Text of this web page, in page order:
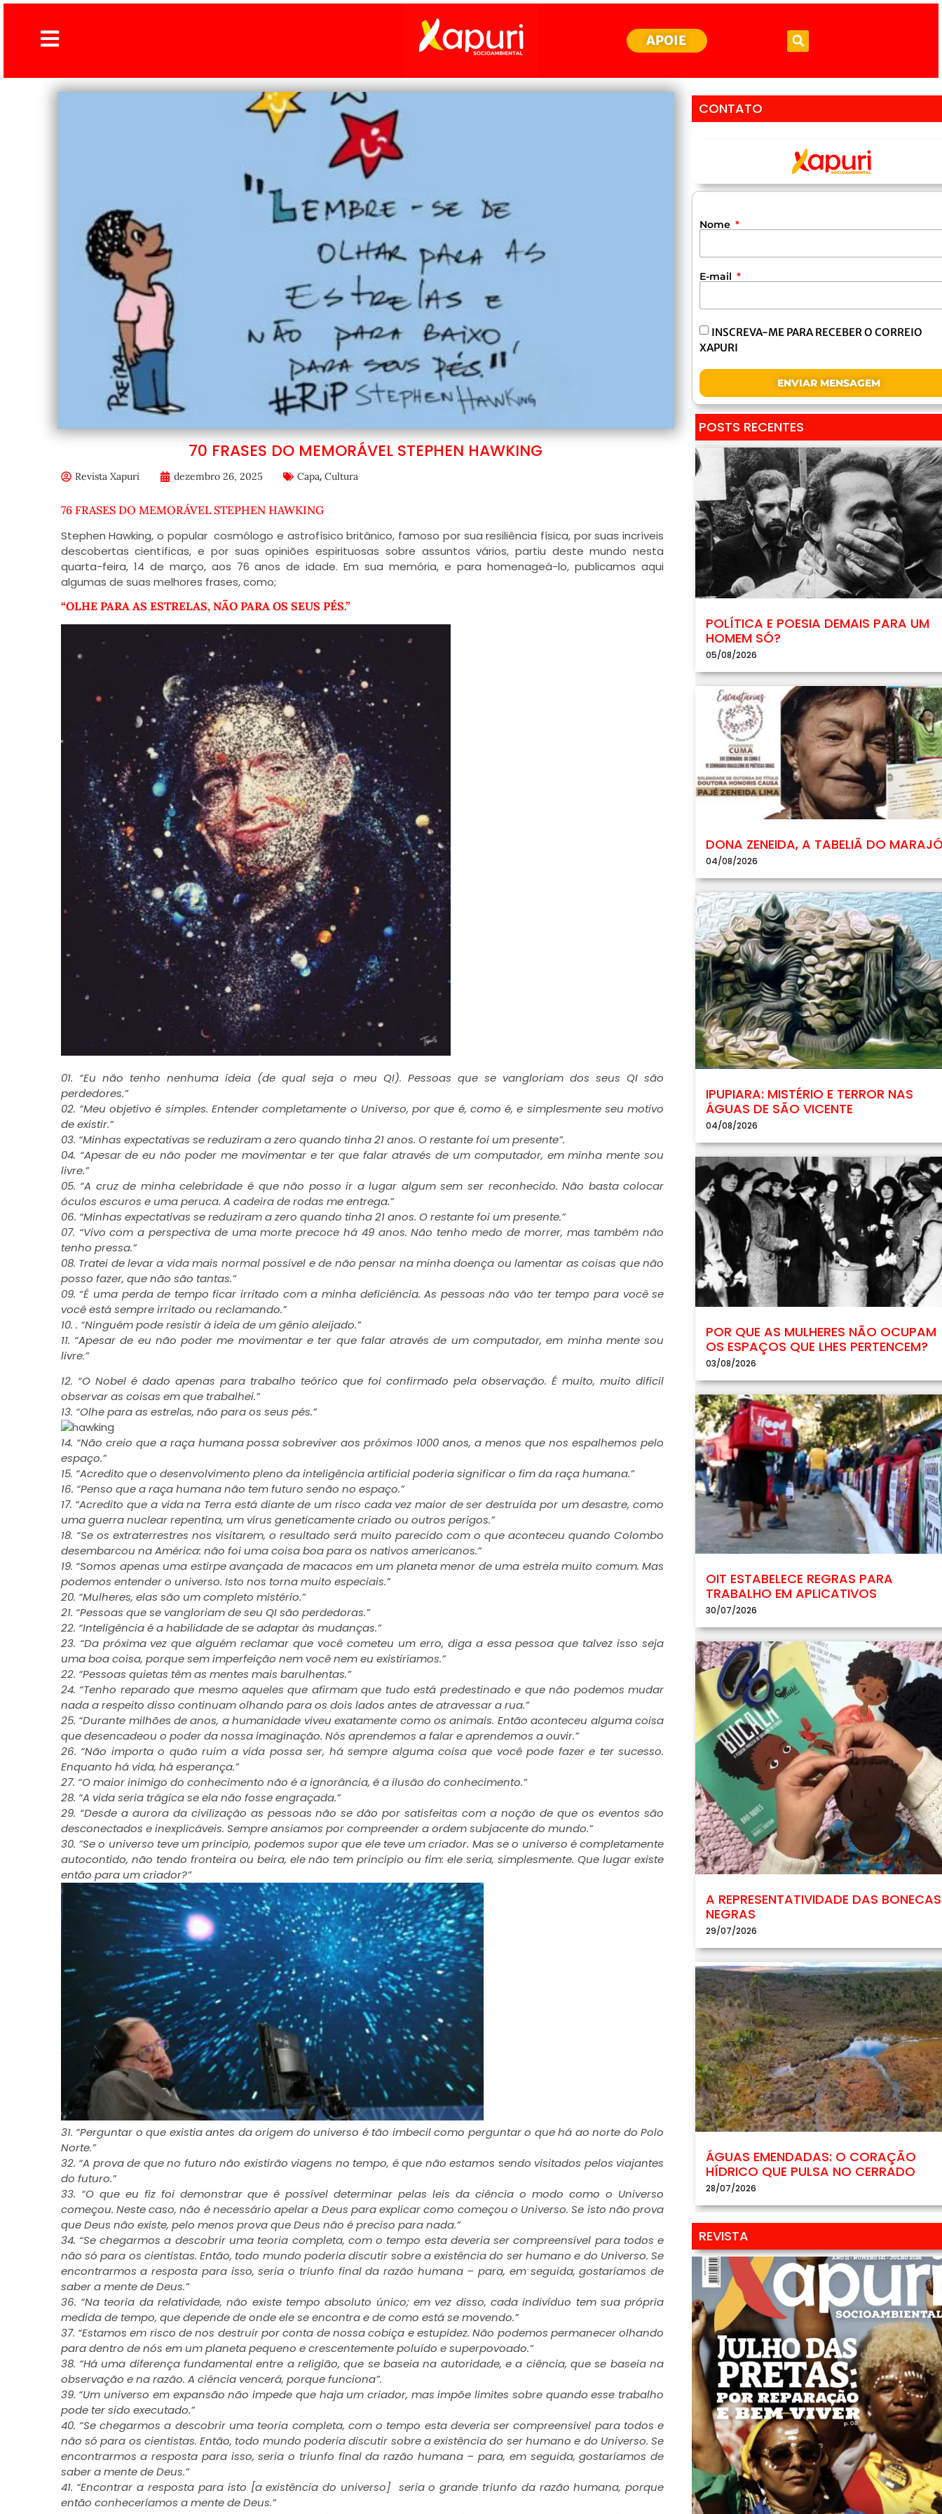
APOIE
70 FRASES DO MEMORÁVEL STEPHEN HAWKING
Revista Xapuri dezembro 26, 2025 Capa, Cultura
76 FRASES DO MEMORÁVEL STEPHEN HAWKING
Stephen Hawking, o popular cosmólogo e astrofísico britânico, famoso por sua resiliência física, por suas incríveis
descobertas científicas, e por suas opiniões espirituosas sobre assuntos vários, partiu deste mundo nesta
quarta-feira, 14 de março, aos 76 anos de idade. Em sua memória, e para homenageá-lo, publicamos aqui
algumas de suas melhores frases, como;
“OLHE PARA AS ESTRELAS, NÃO PARA OS SEUS PÉS.”
01. “Eu não tenho nenhuma ideia (de qual seja o meu QI). Pessoas que se vangloriam dos seus QI são
perdedores.”
02. “Meu objetivo é simples. Entender completamente o Universo, por que é, como é, e simplesmente seu motivo
de existir.”
03. “Minhas expectativas se reduziram a zero quando tinha 21 anos. O restante foi um presente”.
04. “Apesar de eu não poder me movimentar e ter que falar através de um computador, em minha mente sou
livre.”
05. “A cruz de minha celebridade é que não posso ir a lugar algum sem ser reconhecido. Não basta colocar
óculos escuros e uma peruca. A cadeira de rodas me entrega.”
06. “Minhas expectativas se reduziram a zero quando tinha 21 anos. O restante foi um presente.”
07. “Vivo com a perspectiva de uma morte precoce há 49 anos. Não tenho medo de morrer, mas também não
tenho pressa.”
08. Tratei de levar a vida mais normal possível e de não pensar na minha doença ou lamentar as coisas que não
posso fazer, que não são tantas.”
09. “É uma perda de tempo ficar irritado com a minha deficiência. As pessoas não vão ter tempo para você se
você está sempre irritado ou reclamando.”
10. . “Ninguém pode resistir à ideia de um gênio aleijado.”
11. “Apesar de eu não poder me movimentar e ter que falar através de um computador, em minha mente sou
livre.”
12. “O Nobel é dado apenas para trabalho teórico que foi confirmado pela observação. É muito, muito difícil
observar as coisas em que trabalhei.”
13. “Olhe para as estrelas, não para os seus pés.”
14. “Não creio que a raça humana possa sobreviver aos próximos 1000 anos, a menos que nos espalhemos pelo
espaço.”
15. “Acredito que o desenvolvimento pleno da inteligência artificial poderia significar o fim da raça humana.”
16. “Penso que a raça humana não tem futuro senão no espaço.”
17. “Acredito que a vida na Terra está diante de um risco cada vez maior de ser destruída por um desastre, como
uma guerra nuclear repentina, um vírus geneticamente criado ou outros perigos.”
18. “Se os extraterrestres nos visitarem, o resultado será muito parecido com o que aconteceu quando Colombo
desembarcou na América: não foi uma coisa boa para os nativos americanos.”
19. “Somos apenas uma estirpe avançada de macacos em um planeta menor de uma estrela muito comum. Mas
podemos entender o universo. Isto nos torna muito especiais.”
20. “Mulheres, elas são um completo mistério.”
21. “Pessoas que se vangloriam de seu QI são perdedoras.”
22. “Inteligência é a habilidade de se adaptar às mudanças.”
23. “Da próxima vez que alguém reclamar que você cometeu um erro, diga a essa pessoa que talvez isso seja
uma boa coisa, porque sem imperfeição nem você nem eu existiríamos.”
22. “Pessoas quietas têm as mentes mais barulhentas.”
24. “Tenho reparado que mesmo aqueles que afirmam que tudo está predestinado e que não podemos mudar
nada a respeito disso continuam olhando para os dois lados antes de atravessar a rua.”
25. “Durante milhões de anos, a humanidade viveu exatamente como os animais. Então aconteceu alguma coisa
que desencadeou o poder da nossa imaginação. Nós aprendemos a falar e aprendemos a ouvir.”
26. “Não importa o quão ruim a vida possa ser, há sempre alguma coisa que você pode fazer e ter sucesso.
Enquanto há vida, há esperança.”
27. “O maior inimigo do conhecimento não é a ignorância, é a ilusão do conhecimento.”
28. “A vida seria trágica se ela não fosse engraçada.”
29. “Desde a aurora da civilização as pessoas não se dão por satisfeitas com a noção de que os eventos são
desconectados e inexplicáveis. Sempre ansiamos por compreender a ordem subjacente do mundo.”
30. ”Se o universo teve um princípio, podemos supor que ele teve um criador. Mas se o universo é completamente
autocontido, não tendo fronteira ou beira, ele não tem princípio ou fim: ele seria, simplesmente. Que lugar existe
então para um criador?”
31. “Perguntar o que existia antes da origem do universo é tão imbecil como perguntar o que há ao norte do Polo
Norte.”
32. “A prova de que no futuro não existirão viagens no tempo, é que não estamos sendo visitados pelos viajantes
do futuro.”
33. “O que eu fiz foi demonstrar que é possível determinar pelas leis da ciência o modo como o Universo
começou. Neste caso, não é necessário apelar a Deus para explicar como começou o Universo. Se isto não prova
que Deus não existe, pelo menos prova que Deus não é preciso para nada.”
34. “Se chegarmos a descobrir uma teoria completa, com o tempo esta deveria ser compreensível para todos e
não só para os cientistas. Então, todo mundo poderia discutir sobre a existência do ser humano e do Universo. Se
encontrarmos a resposta para isso, seria o triunfo final da razão humana – para, em seguida, gostaríamos de
saber a mente de Deus.”
36. “Na teoria da relatividade, não existe tempo absoluto único; em vez disso, cada indivíduo tem sua própria
medida de tempo, que depende de onde ele se encontra e de como está se movendo.”
37. “Estamos em risco de nos destruir por conta de nossa cobiça e estupidez. Não podemos permanecer olhando
para dentro de nós em um planeta pequeno e crescentemente poluído e superpovoado.”
38. “Há uma diferença fundamental entre a religião, que se baseia na autoridade, e a ciência, que se baseia na
observação e na razão. A ciência vencerá, porque funciona”.
39. “Um universo em expansão não impede que haja um criador, mas impõe limites sobre quando esse trabalho
pode ter sido executado.”
40. “Se chegarmos a descobrir uma teoria completa, com o tempo esta deveria ser compreensível para todos e
não só para os cientistas. Então, todo mundo poderia discutir sobre a existência do ser humano e do Universo. Se
encontrarmos a resposta para isso, seria o triunfo final da razão humana – para, em seguida, gostaríamos de
saber a mente de Deus.”
41. “Encontrar a resposta para isto [a existência do universo] seria o grande triunfo da razão humana, porque
então conheceríamos a mente de Deus.”
CONTATO
Nome
E-mail
INSCREVA-ME PARA RECEBER O CORREIO
XAPURI
ENVIAR MENSAGEM
POSTS RECENTES
POLÍTICA E POESIA DEMAIS PARA UM
HOMEM SÓ?
05/08/2026
DONA ZENEIDA, A TABELIÃ DO
04/08/2026
IPUPIARA: MISTÉRIO E TERROR NAS
ÁGUAS DE SÃO VICENTE
04/08/2026
POR QUE AS MULHERES NÃO OCUPAM
OS ESPAÇOS QUE LHES PERTENCEM?
03/08/2026
OIT ESTABELECE REGRAS PARA
TRABALHO EM APLICATIVOS
30/07/2026
A REPRESENTATIVIDADE DAS BONECAS
NEGRAS
29/07/2026
ÁGUAS EMENDADAS: O CORAÇÃO
HÍDRICO QUE PULSA NO CERRADO
28/07/2026
REVISTA